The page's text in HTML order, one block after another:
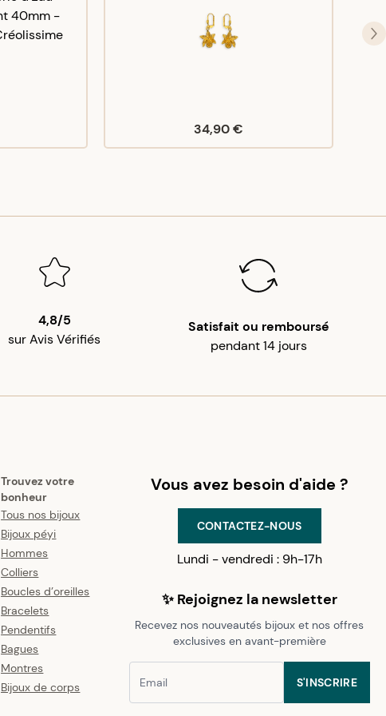
34,90 €
4,8/5
sur Avis Vérifiés
Satisfait ou remboursé
pendant 14 jours
Trouvez votre
bonheur
Tous nos bijoux
Bijoux péyi
Hommes
Colliers
Boucles d’oreilles
Bracelets
Pendentifs
Bagues
Montres
Bijoux de corps
Vous avez besoin d'aide ?
CONTACTEZ-NOUS
Lundi - vendredi : 9h-17h
✨ Rejoignez la newsletter
Recevez nos nouveautés bijoux et nos offres
exclusives en avant-première
S'INSCRIRE